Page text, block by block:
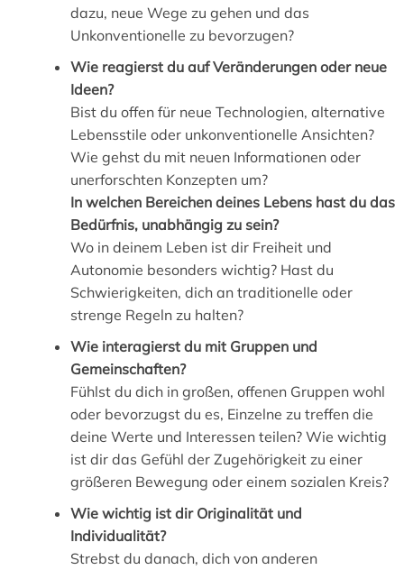
dazu, neue Wege zu gehen und das
Unkonventionelle zu bevorzugen?
Wie reagierst du auf Veränderungen oder neue
Ideen?
Bist du offen für neue Technologien, alternative
Lebensstile oder unkonventionelle Ansichten?
Wie gehst du mit neuen Informationen oder
unerforschten Konzepten um?
In welchen Bereichen deines Lebens hast du das
Bedürfnis, unabhängig zu sein?
Wo in deinem Leben ist dir Freiheit und
Autonomie besonders wichtig? Hast du
Schwierigkeiten, dich an traditionelle oder
strenge Regeln zu halten?
Wie interagierst du mit Gruppen und
Gemeinschaften?
Fühlst du dich in großen, offenen Gruppen wohl
oder bevorzugst du es, Einzelne zu treffen die
deine Werte und Interessen teilen? Wie wichtig
ist dir das Gefühl der Zugehörigkeit zu einer
größeren Bewegung oder einem sozialen Kreis?
Wie wichtig ist dir Originalität und
Individualität?
Strebst du danach, dich von anderen